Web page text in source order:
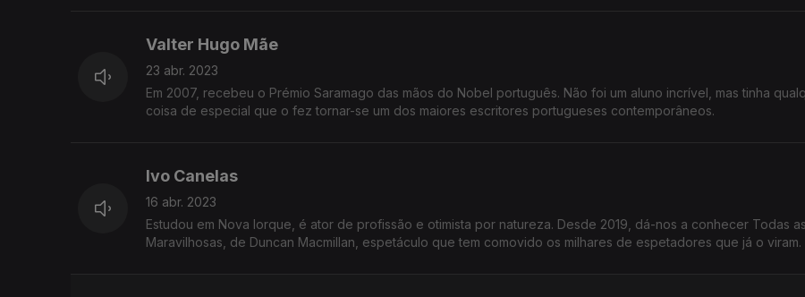
Valter Hugo Mãe
23 abr. 2023
Em 2007, recebeu o Prémio Saramago das mãos do Nobel português. Não foi um aluno incrível, mas tinha
coisa de especial que o fez tornar-se um dos maiores escritores portugueses contemporâneos.
Ivo Canelas
16 abr. 2023
Estudou em Nova Iorque, é ator de profissão e otimista por natureza. Desde 2019, dá-nos a conhecer Todas
Maravilhosas, de Duncan Macmillan, espetáculo que tem comovido os milhares de espetadores que já o viram.